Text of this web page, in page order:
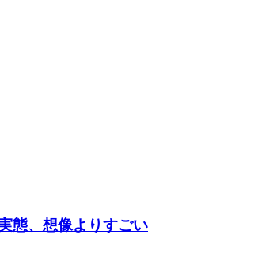
態、想像よりすごい